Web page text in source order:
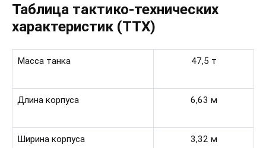
Таблица тактико-технических
характеристик (ТТХ)
Масса танка 47,5 т
Длина корпуса 6,63 м
Ширина корпуса 3,32 м